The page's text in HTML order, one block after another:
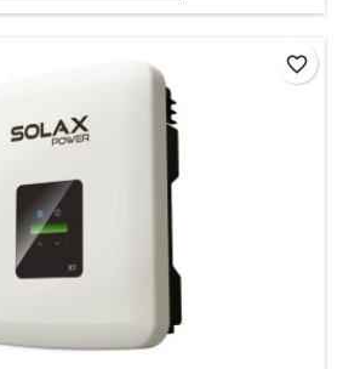
favorite_border